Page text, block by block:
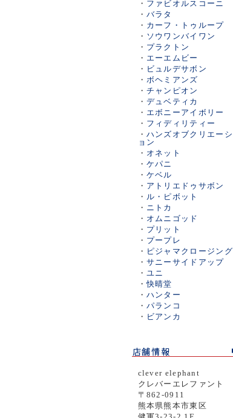
・ ファビオルスコーニ
・ バラタ
・ カーフ・トゥループ
・ ソウワンバイワン
・ プラクトン
・ エーエムビー
・ ビュルデサボン
・ ボヘミアンズ
・ チャンピオン
・ デュベティカ
・ エボニーアイボリー
・ フィディリティー
・ ハンズオブクリエーシ
ョン
・ オネット
・ ケパニ
・ ケベル
・ アトリエドゥサボン
・ ル・ピボット
・ ニトカ
・ オムニゴッド
・ プリット
・ プープレ
・ ピジャマクロージング
・ サニーサイドアップ
・ ユニ
・快晴堂
・ ハンター
・ パランコ
・ ビアンカ
clever elephant
クレバーエレファント
〒862-0911
熊本県熊本市東区
健軍3-23-2 1F